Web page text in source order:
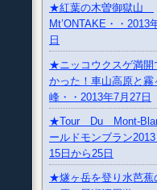
★紅葉の木曽御獄山
Mt’ONTAKE・・2013
日
★ニッコウクスゲ満開
かった！車山高原と霧
峰・・2013年7月27日
★Tour Du Mont-
ールドモンブラン2013
15日から25日
★燧ヶ岳を登り水芭蕉